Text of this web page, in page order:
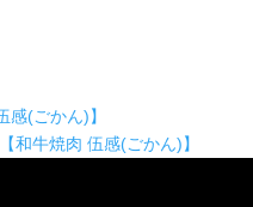
(ごかん)】
和牛焼肉 伍感(ごかん)】